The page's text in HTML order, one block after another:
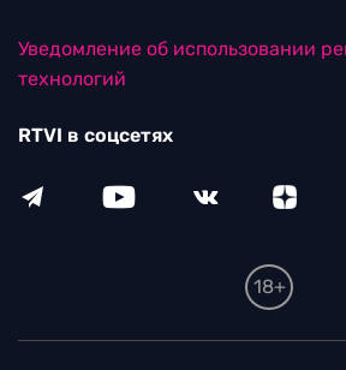
Уведомление об использовании
технологий
RTVI в соцсетях
18+